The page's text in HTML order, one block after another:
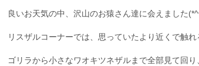
良いお天気の中、沢山のお猿さん達に会えました
リスザルコーナーでは、思っていたより近くで触
ゴリラから小さなワオキツネザルまで全部見て回